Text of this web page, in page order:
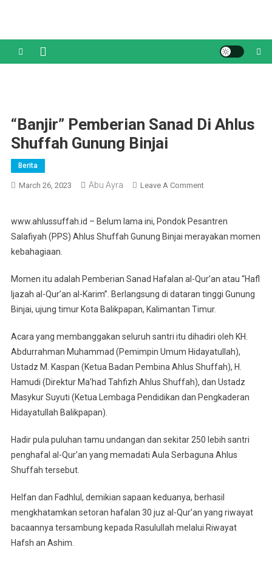
“Banjir” Pemberian Sanad Di Ahlus
Shuffah Gunung Binjai
Berita
March 26, 2023 Abu Ayra Leave A CommentOn
Sanad
Di
Gunung
Binjai
www.ahlussuffah.id – Belum lama ini, Pondok Pesantren
Salafiyah (PPS) Ahlus Shuffah Gunung Binjai merayakan momen
kebahagiaan.
Momen itu adalah Pemberian Sanad Hafalan al-Qur’an atau “Hafl
Ijazah al-Qur’an al-Karim”. Berlangsung di dataran tinggi Gunung
Binjai, ujung timur Kota Balikpapan, Kalimantan Timur.
Acara yang membanggakan seluruh santri itu dihadiri oleh KH.
Abdurrahman Muhammad (Pemimpin Umum Hidayatullah),
Ustadz M. Kaspan (Ketua Badan Pembina Ahlus Shuffah), H.
Hamudi (Direktur Ma’had Tahfizh Ahlus Shuffah), dan Ustadz
Masykur Suyuti (Ketua Lembaga Pendidikan dan Pengkaderan
Hidayatullah Balikpapan).
Hadir pula puluhan tamu undangan dan sekitar 250 lebih santri
penghafal al-Qur’an yang memadati Aula Serbaguna Ahlus
Shuffah tersebut.
Helfan dan Fadhlul, demikian sapaan keduanya, berhasil
mengkhatamkan setoran hafalan 30 juz al-Qur’an yang riwayat
bacaannya tersambung kepada Rasulullah melalui Riwayat
Hafsh an Ashim.